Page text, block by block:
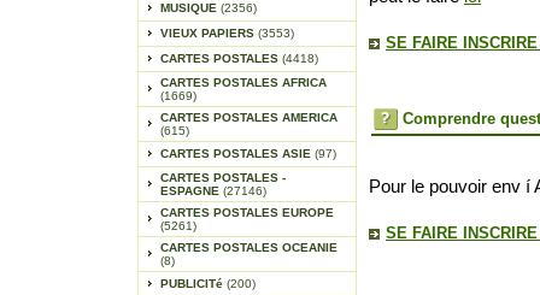
MUSIQUE (2356)
VIEUX PAPIERS (3553)
CARTES POSTALES (4418)
CARTES POSTALES AFRICA
(1669)
CARTES POSTALES AMERICA
(615)
CARTES POSTALES ASIE (97)
CARTES POSTALES -
ESPAGNE (27146)
CARTES POSTALES EUROPE
(5261)
CARTES POSTALES OCEANIE
(8)
PUBLICITé (200)
SE FAIRE
Comprendre
Pour le pouvoir env í
SE FAIRE